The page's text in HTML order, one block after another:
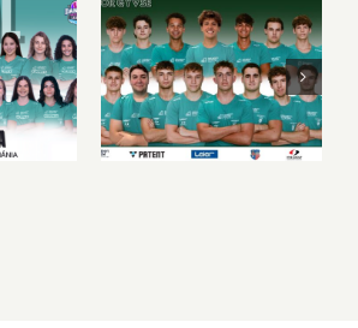
A körülmények sem
velünk voltak